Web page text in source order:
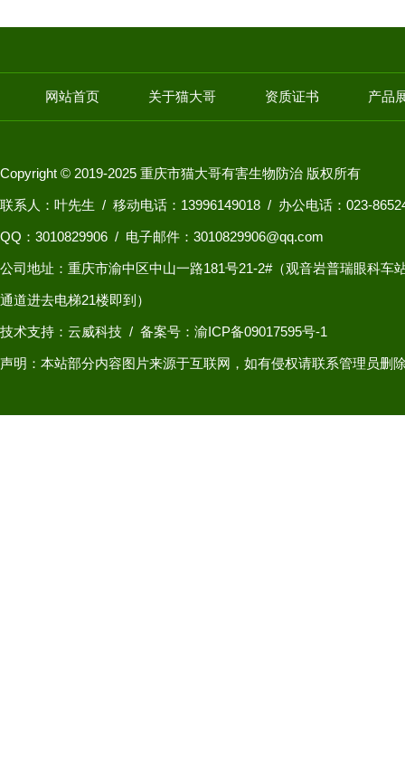
网站首页 关于猫大哥 资质证书 产品
Copyright © 2019-2025 重庆市猫大哥有害生物防治 版权所有
联系人：叶先生 / 移动电话：13996149018 / 办公电话：023-
QQ： 3010829906 / 电子邮件：3010829906@qq.com
公司地址：重庆市渝中区中山一路181号21-2#（观音岩普瑞眼科车
通道进去电梯21楼即到）
技术支持：云威科技 / 备案号：渝ICP备09017595号-1
声明：本站部分内容图片来源于互联网，如有侵权请联系管理员删